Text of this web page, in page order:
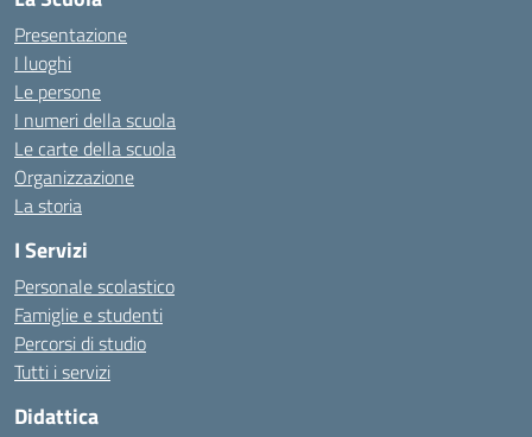
Presentazione
I luoghi
Le persone
I numeri della scuola
Le carte della scuola
Organizzazione
La storia
I Servizi
Personale scolastico
Famiglie e studenti
Percorsi di studio
Tutti i servizi
Didattica